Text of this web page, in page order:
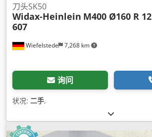
Wiefelstede 7,268 km
刀头SK50
Widax-Heinlein M400 Ø160 R 12
607
询问
状况: 二手,